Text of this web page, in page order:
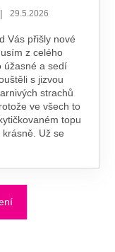
obchodu je 5 z 5
| 29.5.2026
Vás přišly nové
z celého
úžasné a sedí
s jizvou
strachů
ve všech to
topu
Už se